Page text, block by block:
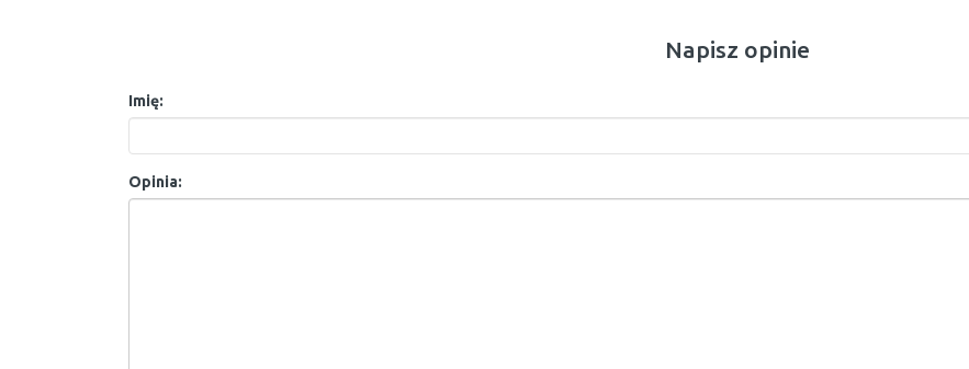
Napisz opinie
Imię:
Opinia: